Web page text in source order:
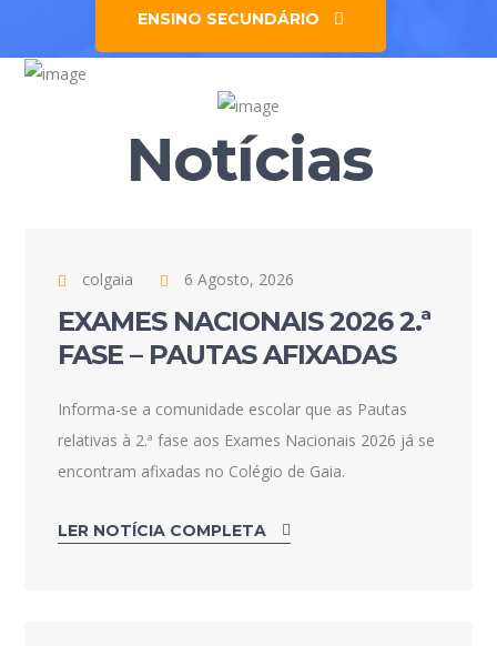
ENSINO SECUNDÁRIO
Notícias
colgaia 6 Agosto, 2026
EXAMES NACIONAIS 2026 2.ª
FASE – PAUTAS AFIXADAS
Informa-se a comunidade escolar que as Pautas
relativas à 2.ª fase aos Exames Nacionais 2026 já se
encontram afixadas no Colégio de Gaia.
LER NOTÍCIA COMPLETA